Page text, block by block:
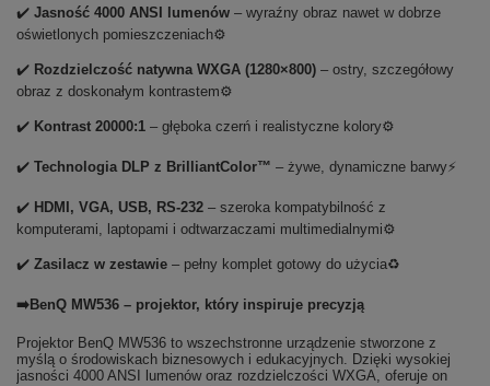
✔️ Jasność 4000 ANSI lumenów – wyraźny obraz nawet w dobrze
oświetlonych pomieszczeniach⚙️
✔️ Rozdzielczość natywna WXGA (1280×800) – ostry, szczegółowy
obraz z doskonałym kontrastem⚙️
✔️ Kontrast 20000:1 – głęboka czerń i realistyczne kolory⚙️
✔️ Technologia DLP z BrilliantColor™ – żywe, dynamiczne barwy⚡
✔️ HDMI, VGA, USB, RS-232 – szeroka kompatybilność z
komputerami, laptopami i odtwarzaczami multimedialnymi⚙️
✔️ Zasilacz w zestawie – pełny komplet gotowy do użycia♻️
➡️BenQ MW536 – projektor, który inspiruje precyzją
Projektor BenQ MW536 to wszechstronne urządzenie stworzone z
myślą o środowiskach biznesowych i edukacyjnych. Dzięki wysokiej
jasności 4000 ANSI lumenów oraz rozdzielczości WXGA, oferuje on